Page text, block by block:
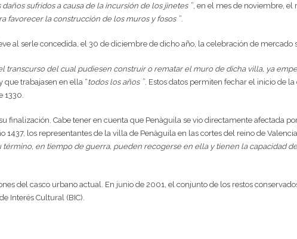
sufridos a causa de la incursión de los jinetes ”, en el mes de noviembre, el
favorecer la construcción de los muros y fosos ”.
al serle concedida, el 30 de diciembre de dicho año, la celebración de mercado
transcurso del cual pudiesen construir o rematar el muro de dicha villa, ya
que trabajasen en ella “todos los años ”. Estos datos permiten fechar el inicio de
1330.
finalización. Cabe tener en cuenta que Penàguila se vio directamente afectada
1437, los representantes de la villa de Penàguila en las cortes del reino de
en tiempo de guerra, pueden recogerse en ella y tienen la capacidad
del casco urbano actual. En junio de 2001, el conjunto de los restos
Interés Cultural (BIC).